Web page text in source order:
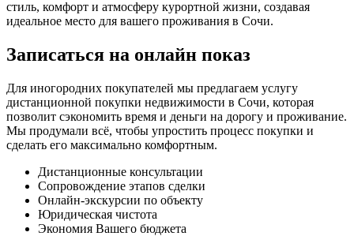
стиль, комфорт и атмосферу курортной жизни, создавая
идеальное место для вашего проживания в Сочи.
Записаться на онлайн показ
Для иногородних покупателей мы предлагаем услугу
дистанционной покупки недвижимости в Сочи, которая
позволит сэкономить время и деньги на дорогу и проживание.
Мы продумали всё, чтобы упростить процесс покупки и
сделать его максимально комфортным.
Дистанционные консультации
Сопровождение этапов сделки
Онлайн-экскурсии по объекту
Юридическая чистота
Экономия Вашего бюджета